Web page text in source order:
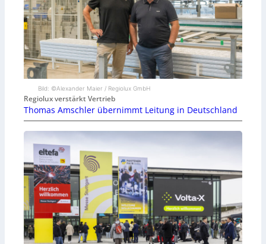
Bild: ©Alexander Maier / Regiolux GmbH
Regiolux verstärkt Vertrieb
Thomas Amschler übernimmt Leitung in Deutschland